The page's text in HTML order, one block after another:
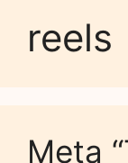
reels
Meta